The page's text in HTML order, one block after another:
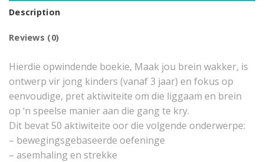
Description
Reviews (0)
Hierdie opwindende boekie, Maak jou brein wakker, is
ontwerp vir jong kinders (vanaf 3 jaar) en fokus op
eenvoudige, pret aktiwiteite om die liggaam en brein
op ‘n speelse manier aan die gang te kry.
Dit bevat 50 aktiwiteite oor die volgende onderwerpe:
– bewegingsgebaseerde oefeninge
– asemhaling en strekke